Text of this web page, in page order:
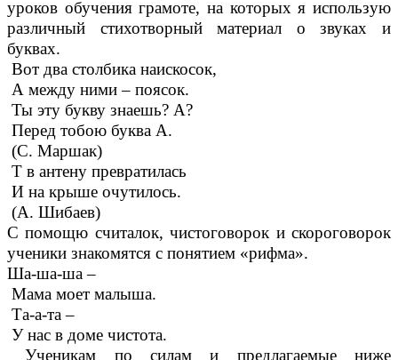
уроков обучения грамоте, на которых я использую
различный стихотворный материал о звуках и
буквах.
Вот два столбика наискосок,
А между ними – поясок.
Ты эту букву знаешь? А?
Перед тобою буква А.
(С. Маршак)
Т в антену превратилась
И на крыше очутилось.
(А. Шибаев)
С помощю считалок, чистоговорок и скороговорок
ученики знакомятся с понятием «рифма».
Ша-ша-ша –
Мама моет малыша.
Та-а-та –
У нас в доме чистота.
Ученикам по силам и предлагаемые ниже